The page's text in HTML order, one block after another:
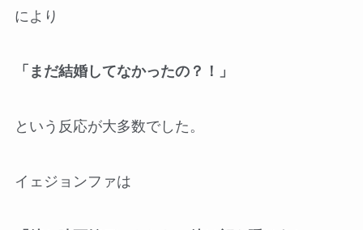
により
「まだ結婚してなかったの？！」
という反応が大多数でした。
イェジョンファは